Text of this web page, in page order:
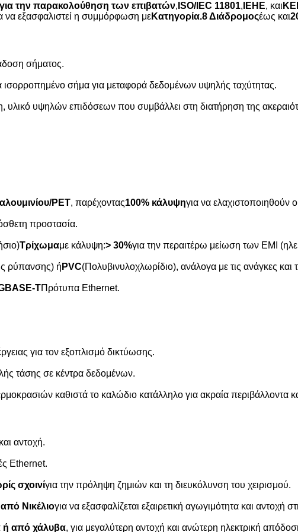
την παρακολούθηση των επιβατών, ISO/IEC 11801, ΙΕΗΕ, και
να εξασφαλιστεί η συμμόρφωση μεΚατηγορία.8 Διάδρομοςέως και
σήματος.
σήμα για μεταφορά δεδομένων υψηλής ταχύτητας.
υλικό υψηλών επιδόσεων που συμβάλλει στη διατήρηση της
PET, παρέχοντας100% κάλυψηγια να ελαχιστοποιηθούν
προστασία.
Τρίχωμαμε κάλυψη:> 30%για την περαιτέρω μείωση των ΕΜΙ
ρύπανσης) ή PVC(Πολυβινυλοχλωρίδιο), ανάλογα με τις ανάγκες και
TΠρότυπα Ethernet.
για τον εξοπλισμό δικτύωσης.
τάσης σε κέντρα δεδομένων.
καθιστά το καλώδιο κατάλληλο για ακραία περιβάλλοντα
αντοχή.
Ethernet.
σχοινίγια την πρόληψη ζημιών και τη διευκόλυνση του χειρισμού.
Νικέλιογια να εξασφαλίζεται εξαιρετική αγωγιμότητα και αντοχή
ή από χάλυβα, για μεγαλύτερη αντοχή και ανώτερη ηλεκτρική